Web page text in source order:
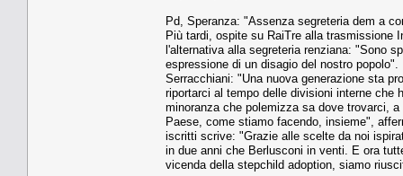
Pd, Speranza: "Assenza segreteria dem a
Più tardi, ospite su RaiTre alla trasmissione
l'alternativa alla segreteria renziana: "Sono
espressione di un disagio del nostro
Serracchiani: "Una nuova generazione sta
riportarci al tempo delle divisioni interne che
minoranza che polemizza sa dove trovarci,
Paese, come stiamo facendo, insieme",
iscritti scrive: "Grazie alle scelte da noi
in due anni che Berlusconi in venti. E ora
vicenda della stepchild adoption, siamo